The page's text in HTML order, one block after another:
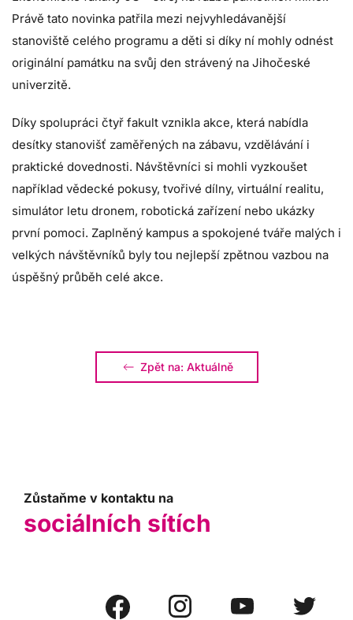
Právě tato novinka patřila mezi nejvyhledávanější
stanoviště celého programu a děti si díky ní mohly odnést
originální památku na svůj den strávený na Jihočeské
univerzitě.
Díky spolupráci čtyř fakult vznikla akce, která nabídla
desítky stanovišť zaměřených na zábavu, vzdělávání i
praktické dovednosti. Návštěvníci si mohli vyzkoušet
například vědecké pokusy, tvořivé dílny, virtuální realitu,
simulátor letu dronem, robotická zařízení nebo ukázky
první pomoci. Zaplněný kampus a spokojené tváře malých i
velkých návštěvníků byly tou nejlepší zpětnou vazbou na
úspěšný průběh celé akce.
Zpět na: Aktuálně
Zůstaňme v kontaktu na
sociálních sítích